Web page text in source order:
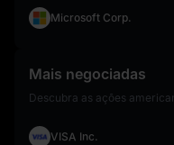
Microsoft Corp.
Mais negociadas
Descubra as ações
VISA Inc.